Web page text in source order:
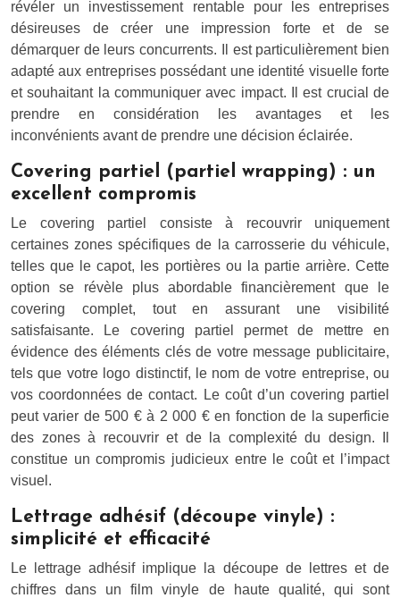
révéler un investissement rentable pour les entreprises
désireuses de créer une impression forte et de se
démarquer de leurs concurrents. Il est particulièrement bien
adapté aux entreprises possédant une identité visuelle forte
et souhaitant la communiquer avec impact. Il est crucial de
prendre en considération les avantages et les
inconvénients avant de prendre une décision éclairée.
Covering partiel (partiel wrapping) : un
excellent compromis
Le covering partiel consiste à recouvrir uniquement
certaines zones spécifiques de la carrosserie du véhicule,
telles que le capot, les portières ou la partie arrière. Cette
option se révèle plus abordable financièrement que le
covering complet, tout en assurant une visibilité
satisfaisante. Le covering partiel permet de mettre en
évidence des éléments clés de votre message publicitaire,
tels que votre logo distinctif, le nom de votre entreprise, ou
vos coordonnées de contact. Le coût d’un covering partiel
peut varier de 500 € à 2 000 € en fonction de la superficie
des zones à recouvrir et de la complexité du design. Il
constitue un compromis judicieux entre le coût et l’impact
visuel.
Lettrage adhésif (découpe vinyle) :
simplicité et efficacité
Le lettrage adhésif implique la découpe de lettres et de
chiffres dans un film vinyle de haute qualité, qui sont